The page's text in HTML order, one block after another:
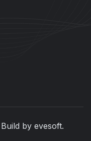
by evesoft.